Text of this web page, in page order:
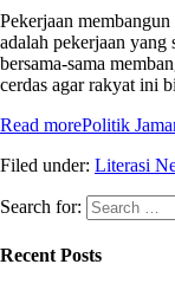
Pekerjaan
adalah pekerjaan yang
bersama-sama
cerdas agar rakyat ini
Read morePolitik
Filed under: Literasi
Search for:
Recent Posts